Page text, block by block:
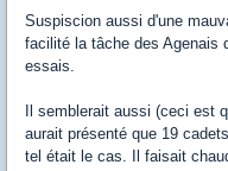
Suspiscion aussi d'une
facilité la tâche des Agenais
essais.
Il semblerait aussi (ceci est
aurait présenté que 19
tel était le cas. Il faisait